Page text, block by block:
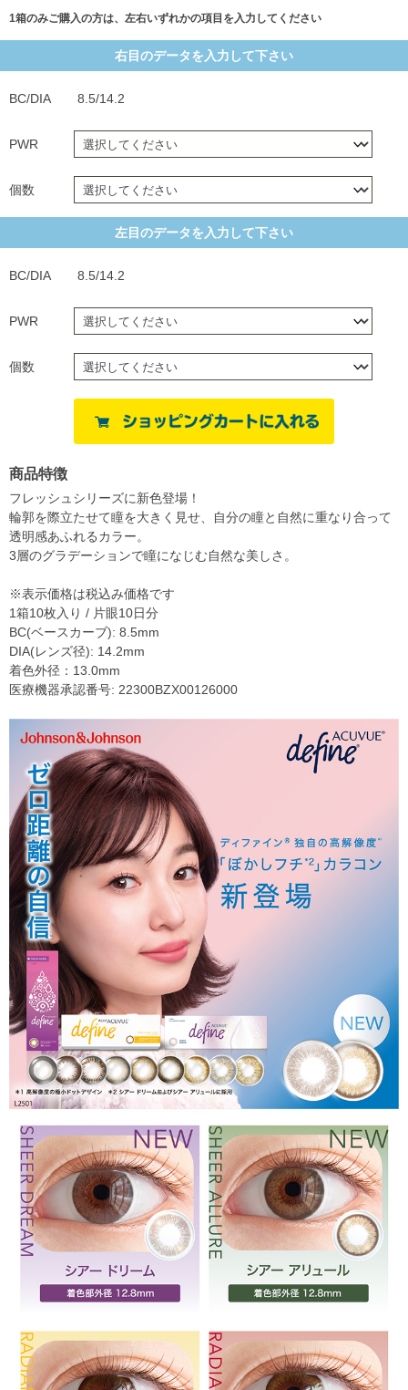
1箱のみご購入の方は、左右いずれかの項目を入力してください
右目のデータを入力して下さい
BC/DIA 8.5/14.2
PWR
個数
左目のデータを入力して下さい
BC/DIA 8.5/14.2
PWR
個数
商品特徴
フレッシュシリーズに新色登場！
輪郭を際立たせて瞳を大きく見せ、自分の瞳と自然に重なり合って
透明感あふれるカラー。
3層のグラデーションで瞳になじむ自然な美しさ。
※表示価格は税込み価格です
1箱10枚入り / 片眼10日分
BC(ベースカーブ): 8.5mm
DIA(レンズ径): 14.2mm
着色外径：13.0mm
医療機器承認番号: 22300BZX00126000